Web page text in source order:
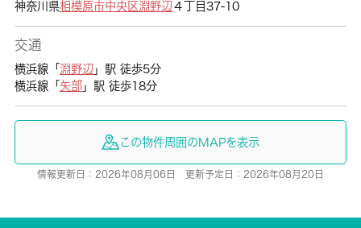
神奈川県相模原市中央区淵野辺 ４丁目37-10
交通
横浜線「 淵野辺 」駅 徒歩5分
横浜線「 矢部」駅 徒歩18分
この物件周囲のMAPを表示
情報更新日：2026年08月06日 更新予定日：2026年08月20日